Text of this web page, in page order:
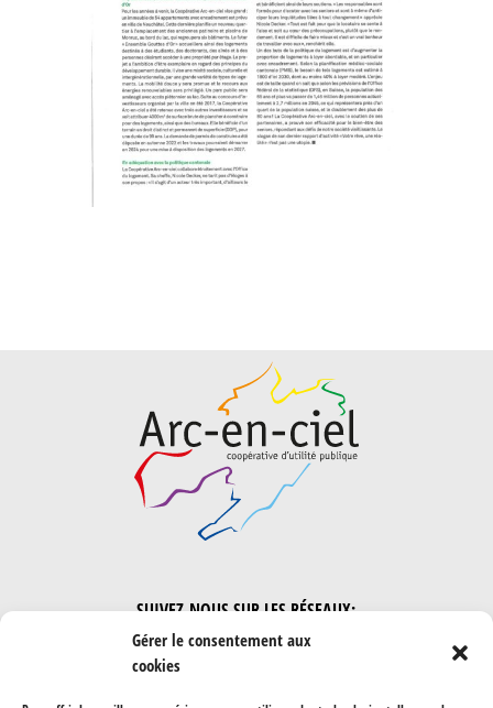
Gérer le consentement aux
cookies
SUIVEZ-NOUS SUR LES RÉSEAUX: